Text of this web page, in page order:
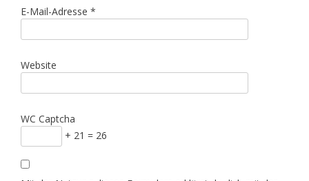
E-Mail-Adresse *
Website
WC Captcha
+ 21 = 26